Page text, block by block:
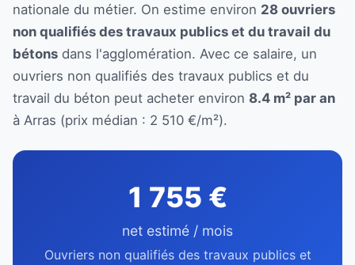
nationale du métier. On estime environ 28 ouvriers
non qualifiés des travaux publics et du travail du
bétons dans l'agglomération. Avec ce salaire, un
ouvriers non qualifiés des travaux publics et du
travail du béton peut acheter environ 8.4 m² par an
à Arras (prix médian : 2 510 €/m²).
1 755 €
net estimé / mois
Ouvriers non qualifiés des travaux publics et